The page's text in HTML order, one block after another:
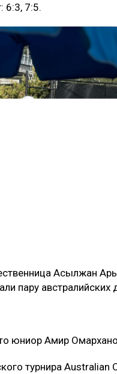
6:3, 7:5.
Асылжан
пару австралийских
юниор Амир
турнира Australian